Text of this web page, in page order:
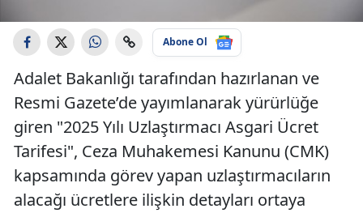
Abone Ol
Adalet Bakanlığı tarafından hazırlanan ve
Resmi Gazete’de yayımlanarak yürürlüğe
giren "2025 Yılı Uzlaştırmacı Asgari Ücret
Tarifesi", Ceza Muhakemesi Kanunu (CMK)
kapsamında görev yapan uzlaştırmacıların
alacağı ücretlere ilişkin detayları ortaya